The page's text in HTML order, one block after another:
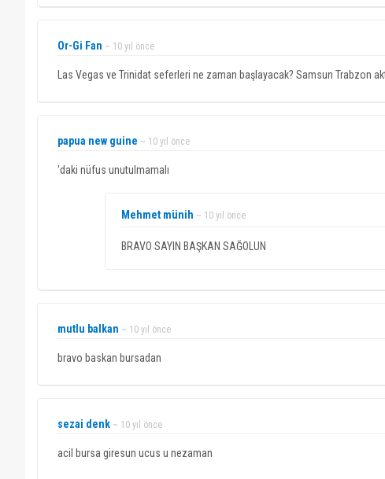
Or-Gi Fan ~ 10 yıl önce
Las Vegas ve Trinidat seferleri ne zaman başlayacak? Samsun Trabzon
papua new guine ~ 10 yıl önce
'daki nüfus unutulmamalı
Mehmet münih ~ 10 yıl önce
BRAVO SAYIN BAŞKAN SAĞOLUN
mutlu balkan ~ 10 yıl önce
bravo baskan bursadan
sezai denk ~ 10 yıl önce
acil bursa giresun ucus u nezaman